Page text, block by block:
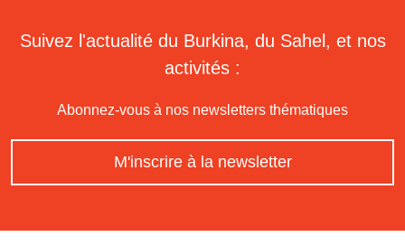
Suivez l'actualité du Burkina, du Sahel, et nos
activités :
Abonnez-vous à nos newsletters thématiques
M'inscrire à la newsletter